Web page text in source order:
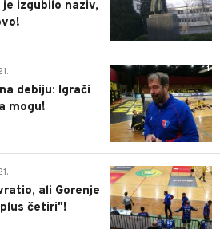
izgubilo naziv,
1
debiju: Igrači
mogu!
3
ali Gorenje
četiri"!